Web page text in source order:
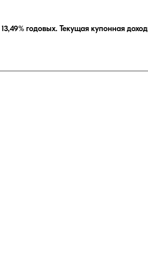
13,49% годовых. Текущая купонная